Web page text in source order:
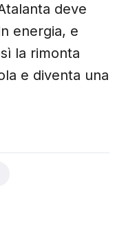
deve
energia, e
la rimonta
e diventa una